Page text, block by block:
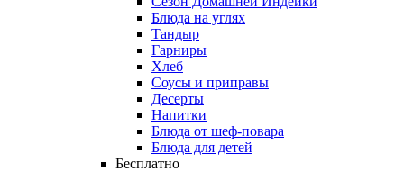
Блюда на углях
Тандыр
Гарниры
Хлеб
Соусы и приправы
Десерты
Напитки
Блюда от шеф-повара
Блюда для детей
Бесплатно